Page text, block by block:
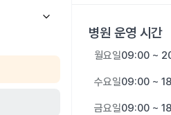
병원 운영 시간
월요일09:00 ~
수요일09:00 ~
금요일09:00 ~